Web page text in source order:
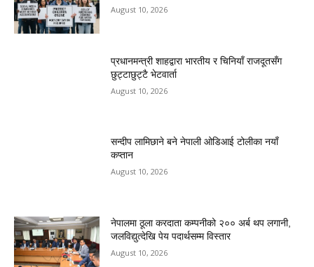
August 10, 2026
प्रधानमन्त्री शाहद्वारा भारतीय र चिनियाँ राजदूतसँग
छुट्टाछुट्टै भेटवार्ता
August 10, 2026
सन्दीप लामिछाने बने नेपाली ओडिआई टोलीका नयाँ
कप्तान
August 10, 2026
नेपालमा ठूला करदाता कम्पनीको २०० अर्ब थप लगानी,
जलविद्युत्देखि पेय पदार्थसम्म विस्तार
August 10, 2026